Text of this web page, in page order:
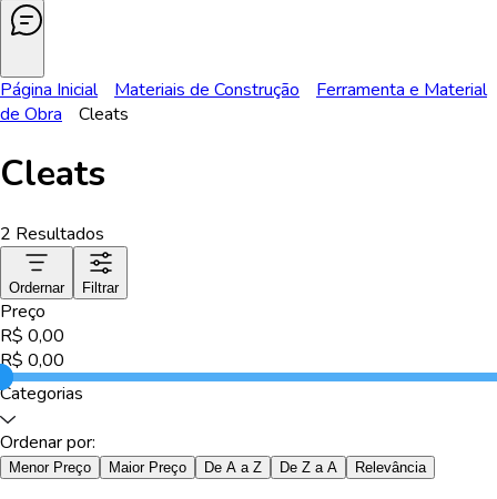
Página Inicial Materiais de Construção
Ferramenta e Material
de Obra
Cleats
Cleats
2 Resultados
Ordernar Filtrar
Preço
R$ 0,00
R$ 0,00
Categorias
Ordenar por:
Menor Preço Maior Preço De A a Z De Z a A Relevância